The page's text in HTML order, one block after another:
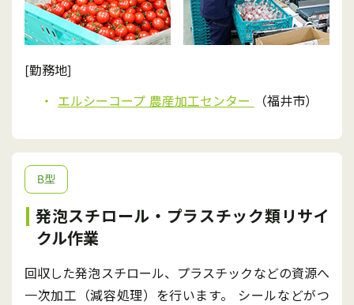
[勤務地]
エルシーコープ 農産加工センター
（福井市）
B型
発泡スチロール・プラスチック類リサイ
クル作業
回収した発泡スチロール、プラスチックなどの資源へ
一次加工（減容処理）を行います。 シールなどがつ